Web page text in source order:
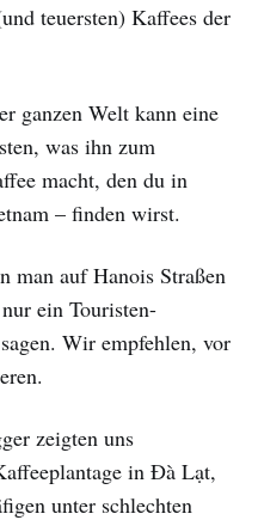
teuersten) Kaffees der
ganzen Welt kann eine
was ihn zum
macht, den du in
– finden wirst.
man auf Hanois Straßen
ein Touristen-
Wir empfehlen, vor
zeigten uns
in Đà Lạt,
unter schlechten